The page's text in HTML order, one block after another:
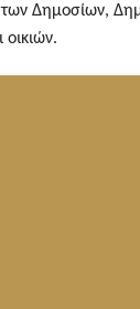
Δημοσίων,